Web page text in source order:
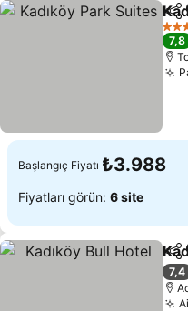
5
7,8
Başlangıç Fiyatı ₺3.988
Fiyatları görün: 6 site
7,4